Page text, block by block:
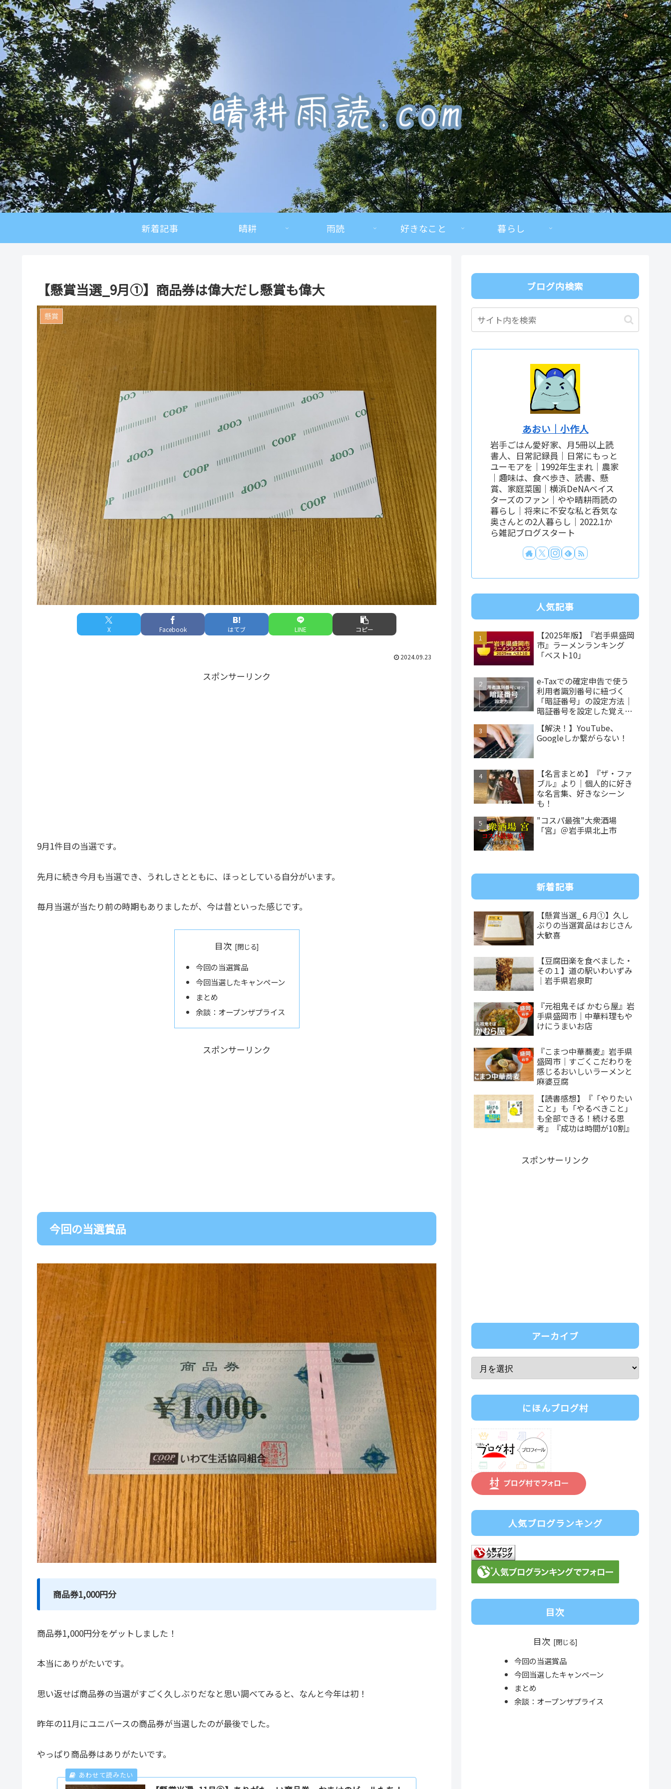
新着記事 晴耕 雨読 好きなこと 暮らし
【懸賞当選_9月①】商品券は偉大だし懸賞も偉大
懸賞
X Facebook はてブ LINE コピー
2024.09.23
スポンサーリンク
9月1件目の当選です。
先月に続き今月も当選でき、うれしさとともに、ほっとしている自分がいます。
毎月当選が当たり前の時期もありましたが、今は昔といった感じです。
目次
今回の当選賞品
今回当選したキャンペーン
まとめ
余談：オープンザプライス
スポンサーリンク
今回の当選賞品
商品券1,000円分
商品券1,000円分をゲットしました！
本当にありがたいです。
思い返せば商品券の当選がすごく久しぶりだなと思い調べてみると、なんと今年は初！
昨年の11月にユニバースの商品券が当選したのが最後でした。
やっぱり商品券はありがたいです。
ブログ内検索
あおい｜小作人
岩手ごはん愛好家、月5冊以上読
書人、日常記録員｜日常にもっと
ユーモアを｜1992年生まれ｜農家
｜趣味は、食べ歩き、読書、懸
賞、家庭菜園｜横浜DeNAベイス
ターズのファン｜やや晴耕雨読の
暮らし｜将来に不安な私と呑気な
奥さんとの2人暮らし｜2022.1か
ら雑記ブログスタート
人気記事
【2025年版】『岩手県盛岡
市』ラーメンランキング
「ベスト10」
e-Taxでの確定申告で使う
利用者識別番号に紐づく
「暗証番号」の設定方法｜
暗証番号を設定した覚えが
【解決！】YouTube、
Googleしか繋がらない！
【名言まとめ】『ザ・ファ
ブル』より｜個人的に好き
な名言集、好きなシーン
も！
"コスパ最強"大衆酒場
「宮」＠岩手県北上市
新着記事
【懸賞当選_６月①】久し
ぶりの当選賞品はおじさん
大歓喜
【豆腐田楽を食べました・
その１】道の駅いわいずみ
｜岩手県岩泉町
『元祖鬼そば かむら屋』岩
手県盛岡市｜中華料理もや
けにうまいお店
『こまつ中華蕎麦』岩手県
盛岡市｜すごくこだわりを
感じるおいしいラーメンと
麻婆豆腐
【読書感想】『「やりたい
こと」も「やるべきこと」
も全部できる！続ける思
考』『成功は時間が10割』
スポンサーリンク
アーカイブ
にほんブログ村
人気ブログランキング
目次
目次
今回の当選賞品
今回当選したキャンペーン
まとめ
余談：オープンザプライス